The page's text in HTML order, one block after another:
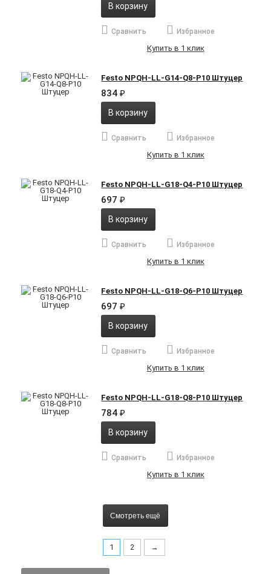
В корзину
Сравнить Избранное
Купить в 1 клик
Festo NPQH-LL-G14-Q8-P10 Штуцер
834₽
В корзину
Сравнить Избранное
Купить в 1 клик
Festo NPQH-LL-G18-Q4-P10 Штуцер
697₽
В корзину
Сравнить Избранное
Купить в 1 клик
Festo NPQH-LL-G18-Q6-P10 Штуцер
697₽
В корзину
Сравнить Избранное
Купить в 1 клик
Festo NPQH-LL-G18-Q8-P10 Штуцер
784₽
В корзину
Сравнить Избранное
Купить в 1 клик
Смотреть ещё
1 2 →